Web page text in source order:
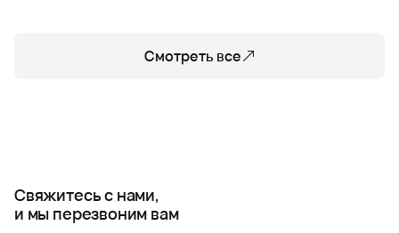
Смотреть все
Свяжитесь с нами,
и мы перезвоним вам